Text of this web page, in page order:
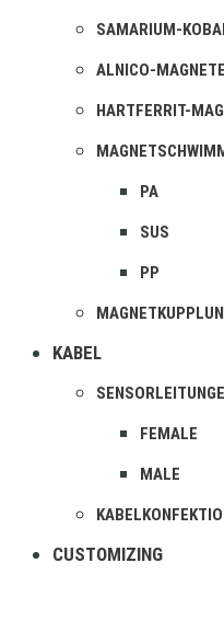
SAMARIUM-
ALNICO-MAGNETE
HARTFERRIT-
PA
SUS
PP
KABEL
FEMALE
MALE
CUSTOMIZING